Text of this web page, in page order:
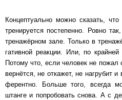
Концептуально можно сказать,
тре­ни­ру­ет­ся по­сте­пен­но. Ровно
тре­на­жёр­ном зале. Только в
га­тив­ной ре­ак­ции. Или, по
Потому что, если че­ло­век не пожал
вер­нёт­ся, не от­ка­жет, не на­гру­бит
фе­рент­но. Боль­ше того, всегда
штан­ге и по­про­бо­вать снова. А с